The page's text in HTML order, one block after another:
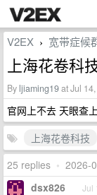
V2EX › 宽带症候
上海花卷科
By ljiaming19at Jul
官网上不去 天眼查
上海花卷科技
25 replies • 2026-
dsx826 Jul